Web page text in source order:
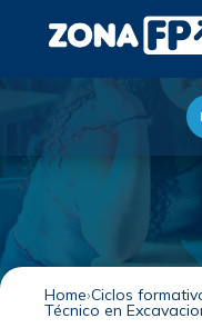
NOTICIAS
QUIERO EXPONER
Home Ciclos
Técnico en